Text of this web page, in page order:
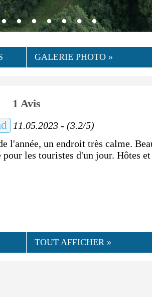
GALERIE PHOTO »
1 Avis
11.05.2023 - (3.2/5)
l'année, un endroit très calme.
pour les touristes d'un jour. Hôtes et
TOUT AFFICHER »